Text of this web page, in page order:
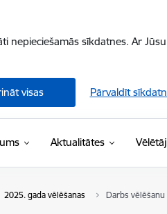
nepieciešamās sīkdatnes. Ar
visas Pārvaldīt
Aktualitātes
2025. gada vēlēšanas Darbs